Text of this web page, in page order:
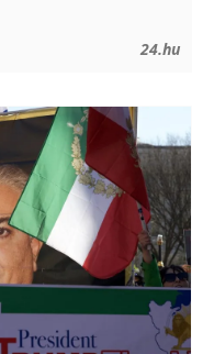
24.hu